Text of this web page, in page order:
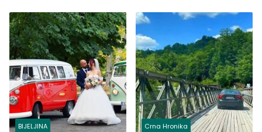
BIJELJINA Crna Hronika